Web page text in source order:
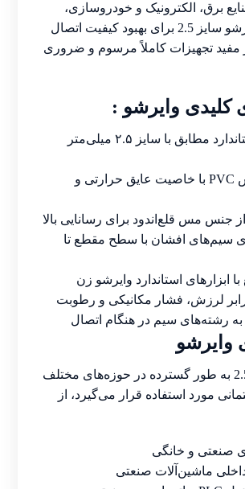
برق، الکترونیک و خودروسازی،
استفاده از وایرشو سایز 2.5 برای بهبود کیفیت اتصال
مفید تجهیزات کاملاً مرسوم و ضروری
کلیدی وایرشو :
طراحی استاندارد مطابق با سایز ۲.۵ میلی‌متر
بدنه از جنس PVC با خاصیت عایق حرارتی و
جنس مس قلع‌اندود برای رسانایی بالا
سیم‌های افشان با سطح مقطع تا
ابزارهای استاندارد وایرشو زن
لرزش، فشار مکانیکی و رطوبت
رشته‌های سیم در هنگام اتصال
وایرشو
وایرشو سایز 2.5 به طور گسترده در حوزه‌های مختلف
مورد استفاده قرار می‌گیرد، از
صنعتی و خانگی
ماشین‌آلات صنعتی